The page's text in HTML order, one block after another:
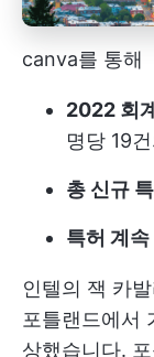
canva를 통해
2022 회
명당 19
총 신규
특허 계
인텔의 잭 카
포틀랜드에서
상했습니다.